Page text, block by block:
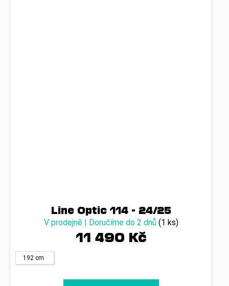
Line Optic 114 - 24/25
V prodejně | Doručíme do 2 dnů (1 ks)
11 490 Kč
192 cm